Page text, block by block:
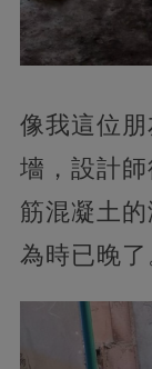
像我這位
墻，設計
筋混凝土
為時已晚了